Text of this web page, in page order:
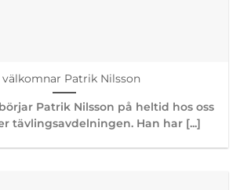
välkomnar Patrik Nilsson
Patrik Nilsson på heltid hos oss
tävlingsavdelningen. Han har [...]